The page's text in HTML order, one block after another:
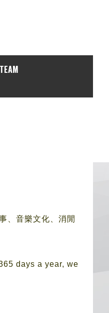
、音樂文化、 消閒
days a year, we